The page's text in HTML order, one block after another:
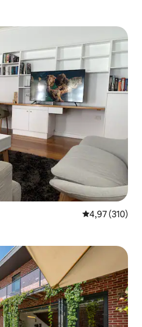
Alegerea oaspeților
Scor mediu de
4,97 (310)